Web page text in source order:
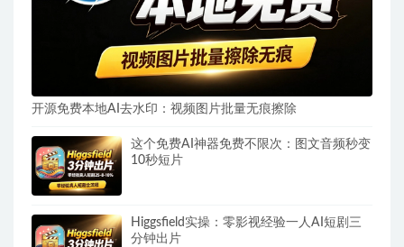
开源免费本地AI去水印：视频图片批量无痕擦除
这个免费AI神器免费不限次：图文音频秒变
10秒短片
Higgsfield实操：零影视经验一人AI短剧三
分钟出片